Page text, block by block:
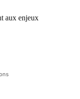
aux enjeux